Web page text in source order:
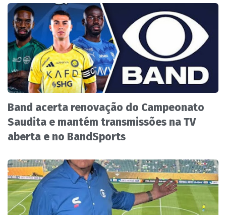
Band acerta renovação do Campeonato
Saudita e mantém transmissões na TV
aberta e no BandSports